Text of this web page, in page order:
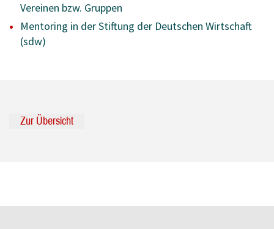
Vereinen bzw. Gruppen
Mentoring in der Stiftung der Deutschen Wirtschaft
(sdw)
Zur Übersicht